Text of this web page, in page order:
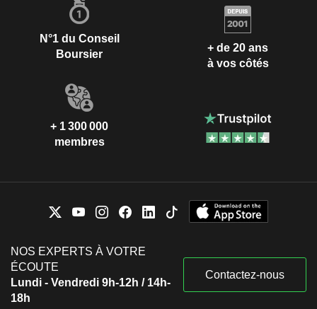
N°1 du Conseil
Boursier
+ de 20 ans
à vos côtés
+ 1 300 000
membres
NOS EXPERTS À VOTRE
ÉCOUTE
Lundi - Vendredi 9h-12h / 14h-
18h
Contactez-nous